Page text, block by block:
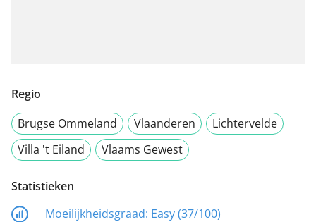
Regio
Brugse Ommeland
Vlaanderen
Lichtervelde
Villa 't Eiland
Vlaams Gewest
Statistieken
Moeilijkheidsgraad: Easy (37/100)